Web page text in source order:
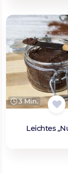
3 Min.
Leichtes